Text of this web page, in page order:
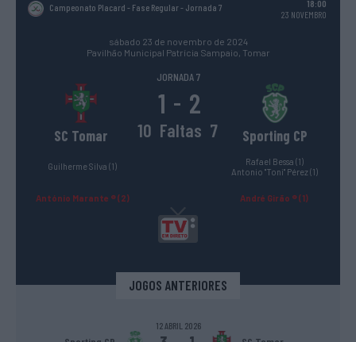
Campeonato Placard - Fase Regular- Jornada 7
18:00
23 NOVEMBRO
sábado 23 de novembro de 2024
Pavilhão Municipal Patrícia Sampaio, Tomar
JORNADA 7
SC Tomar
1 - 2
10 Faltas 7 Sporting CP
Guilherme Silva (1)
Rafael Bessa (1)
Antonio "Toni" Pérez (1)
António Marante ® (2) André Girão ® (1)
JOGOS ANTERIORES
12 ABRIL 2026